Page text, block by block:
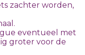
zachter worden,
eventueel met
groter voor de